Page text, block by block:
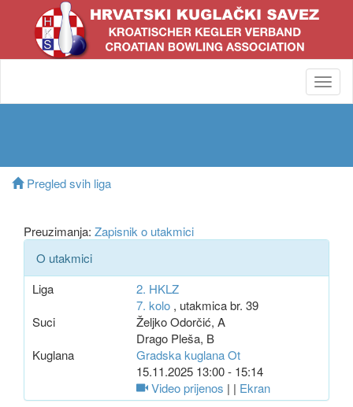
Pregled svih liga
Preuzimanja: Zapisnik o utakmici
O utakmici
Liga
2. HKLZ
7. kolo, utakmica br. 39
Suci
Željko Odorčić, A
Drago Pleša, B
Kuglana
Gradska kuglana Ot
15.11.2025 13:00 - 15:14
Video prijenos | | Ekran